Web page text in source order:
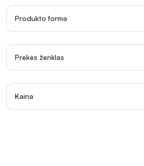
Produkto forma
Prekės ženklas
Kaina